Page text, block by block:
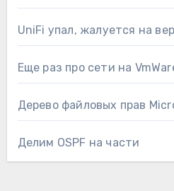
UniFi упал, жалуется на
Еще раз про сети на
Дерево файловых прав
Делим OSPF на части